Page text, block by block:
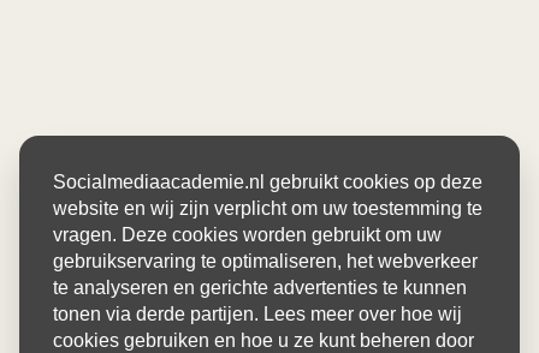
Socialmediaacademie.nl gebruikt cookies op deze
website en wij zijn verplicht om uw toestemming te
vragen. Deze cookies worden gebruikt om uw
gebruikservaring te optimaliseren, het webverkeer
te analyseren en gerichte advertenties te kunnen
tonen via derde partijen. Lees meer over hoe wij
cookies gebruiken en hoe u ze kunt beheren door